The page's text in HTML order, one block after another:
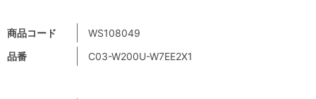
商品コード
WS108049
品番
C03-W200U-W7EE2X1